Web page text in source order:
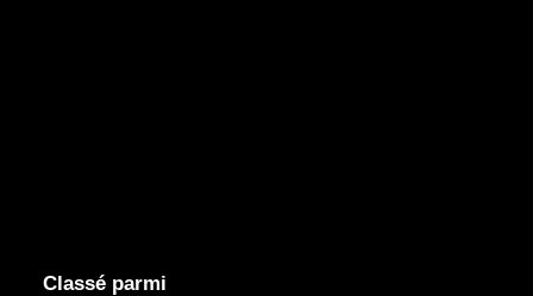
Classé parmi